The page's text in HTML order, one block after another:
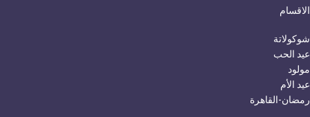
الاقسام
شوكولاتة
عيد الحب
مولود
عيد الأم
رمضان-القاهرة